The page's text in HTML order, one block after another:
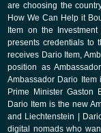
are choosing the
How We Can Help it
Item on the
presents credentials to
receives Dario Item,
position as
Ambassador Dario
Prime Minister Gaston
Dario Item is the new
and Liechtenstein
digital nomads who